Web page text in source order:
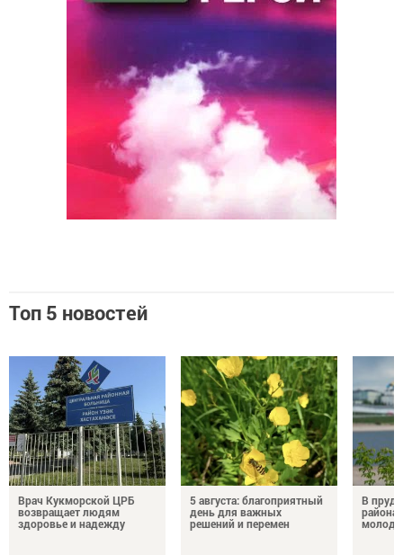
Топ 5 новостей
Врач Кукморской ЦРБ
возвращает людям
здоровье и надежду
5 августа: благоприятный
день для важных
решений и перемен
В
района